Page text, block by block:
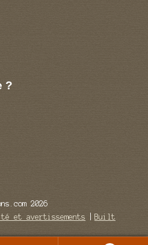
?
2026
et avertissements
Built